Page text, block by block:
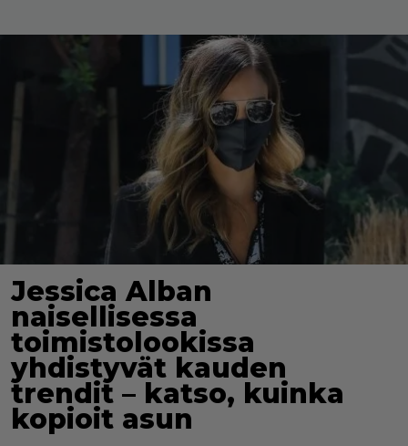
Jessica Alban
naisellisessa
toimistolookissa
yhdistyvät kauden
trendit – katso, kuinka
kopioit asun